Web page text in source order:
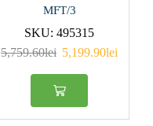
MFT/3
SKU: 495315
5,759.60lei 5,199.90lei